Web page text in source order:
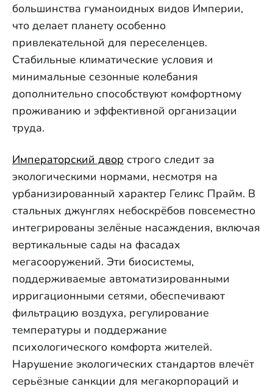
большинства гуманоидных видов Империи,
что делает планету особенно
привлекательной для переселенцев.
Стабильные климатические условия и
минимальные сезонные колебания
дополнительно способствуют комфортному
проживанию и эффективной организации
труда.
Императорский двор строго следит за
экологическими нормами, несмотря на
урбанизированный характер Геликс Прайм. В
стальных джунглях небоскрёбов повсеместно
интегрированы зелёные насаждения, включая
вертикальные сады на фасадах
мегасооружений. Эти биосистемы,
поддерживаемые автоматизированными
ирригационными сетями, обеспечивают
фильтрацию воздуха, регулирование
температуры и поддержание
психологического комфорта жителей.
Нарушение экологических стандартов влечёт
серьёзные санкции для мегакорпораций и